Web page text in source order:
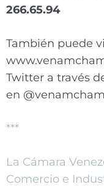
266.65.94
También puede
Twitter a través
en
***
La Cámara
Comercio e